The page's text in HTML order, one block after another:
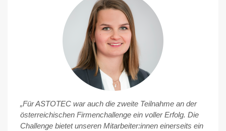
„Für ASTOTEC war auch die zweite Teilnahme an der
österreichischen Firmenchallenge ein voller Erfolg. Die
Challenge bietet unseren Mitarbeiter:innen einerseits ein